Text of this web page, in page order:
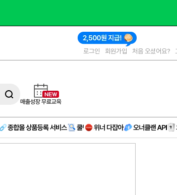
로그인 회원가입 처음 오셨어요?